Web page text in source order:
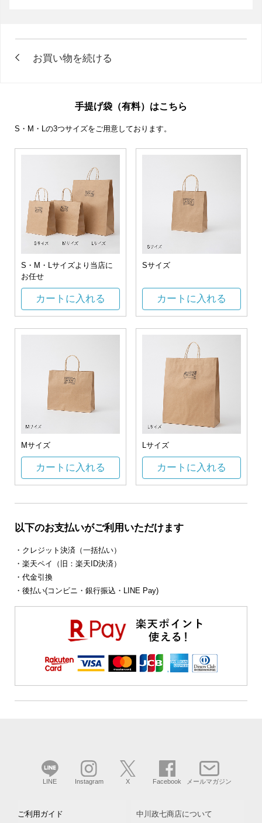
手提げ袋（有料）はこちら
S・M・Lの3つサイズをご用意しております。
S・M・Lサイズより当店に
お任せ
カートに入れる
Sサイズ
カートに入れる
Mサイズ
カートに入れる
Lサイズ
カートに入れる
以下のお支払いがご利用いただけます
・クレジット決済（一括払い）
・楽天ペイ（旧：楽天ID決済）
・代金引換
・後払い(コンビニ・銀行振込・LINE Pay)
LINE Instagram X Facebook メールマガジン
ご利用ガイド 中川政七商店について